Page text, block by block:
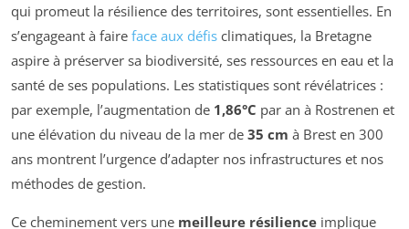
qui promeut la résilience des territoires, sont essentielles. En
s’engageant à faire face aux défis climatiques, la Bretagne
aspire à préserver sa biodiversité, ses ressources en eau et la
santé de ses populations. Les statistiques sont révélatrices :
par exemple, l’augmentation de 1,86°C par an à Rostrenen et
une élévation du niveau de la mer de 35 cm à Brest en 300
ans montrent l’urgence d’adapter nos infrastructures et nos
méthodes de gestion.
Ce cheminement vers une meilleure résilience implique